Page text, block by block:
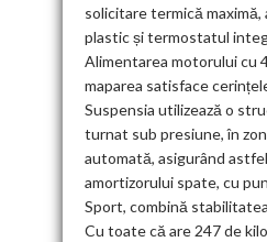
solicitare termică
plastic și termostatul
Alimentarea motorului cu
maparea satisface
Suspensia utilizează o
turnat sub presiune, în
automată, asigurând
amortizorului spate, cu
Sport, combină
Cu toate că are 247 de